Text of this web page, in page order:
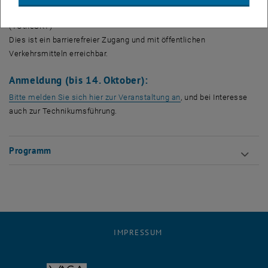
(TUtheSKY)
Dies ist ein barrierefreier Zugang und mit öffentlichen
Verkehrsmitteln erreichbar.
Anmeldung (bis 14. Oktober):
Bitte melden Sie sich hier zur Veranstaltung an , öffnet eine externe
, und bei Interesse
auch zur Technikumsführung.
Programm
IMPRESSUM